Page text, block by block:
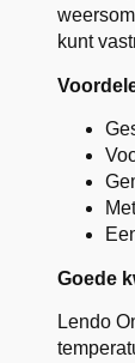
kunt
Goede
Lendo